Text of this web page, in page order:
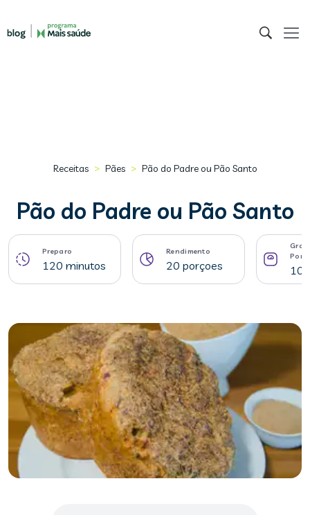
Receitas > Pães > Pão do Padre ou Pão Santo
Pão do Padre ou Pão Santo
Preparo
120 minutos
Rendimento
20 porçoes